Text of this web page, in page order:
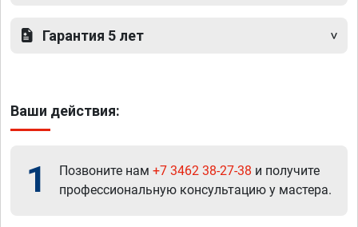
Гарантия 5 лет
Ваши действия:
1 Позвоните нам +7 3462 38-27-38 и получите
профессиональную консультацию у мастера.